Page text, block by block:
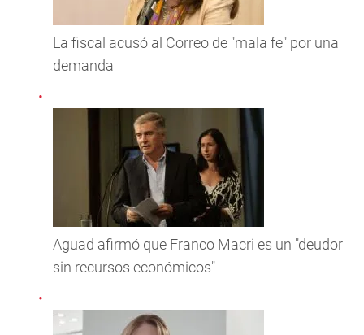
La fiscal acusó al Correo de "mala fe" por una
demanda
Aguad afirmó que Franco Macri es un "deudor
sin recursos económicos"